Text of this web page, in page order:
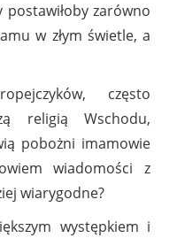
postawiłoby zarówno
w złym świetle, a
często
religią Wschodu,
pobożni imamowie
wiadomości z
wiarygodne?
występkiem i